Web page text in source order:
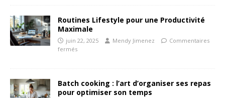
Routines Lifestyle pour une Productivité
Maximale
juin 22, 2025 Mendy Jimenez
Commentaires
fermés
Batch cooking : l’art d’organiser ses repas
pour optimiser son temps